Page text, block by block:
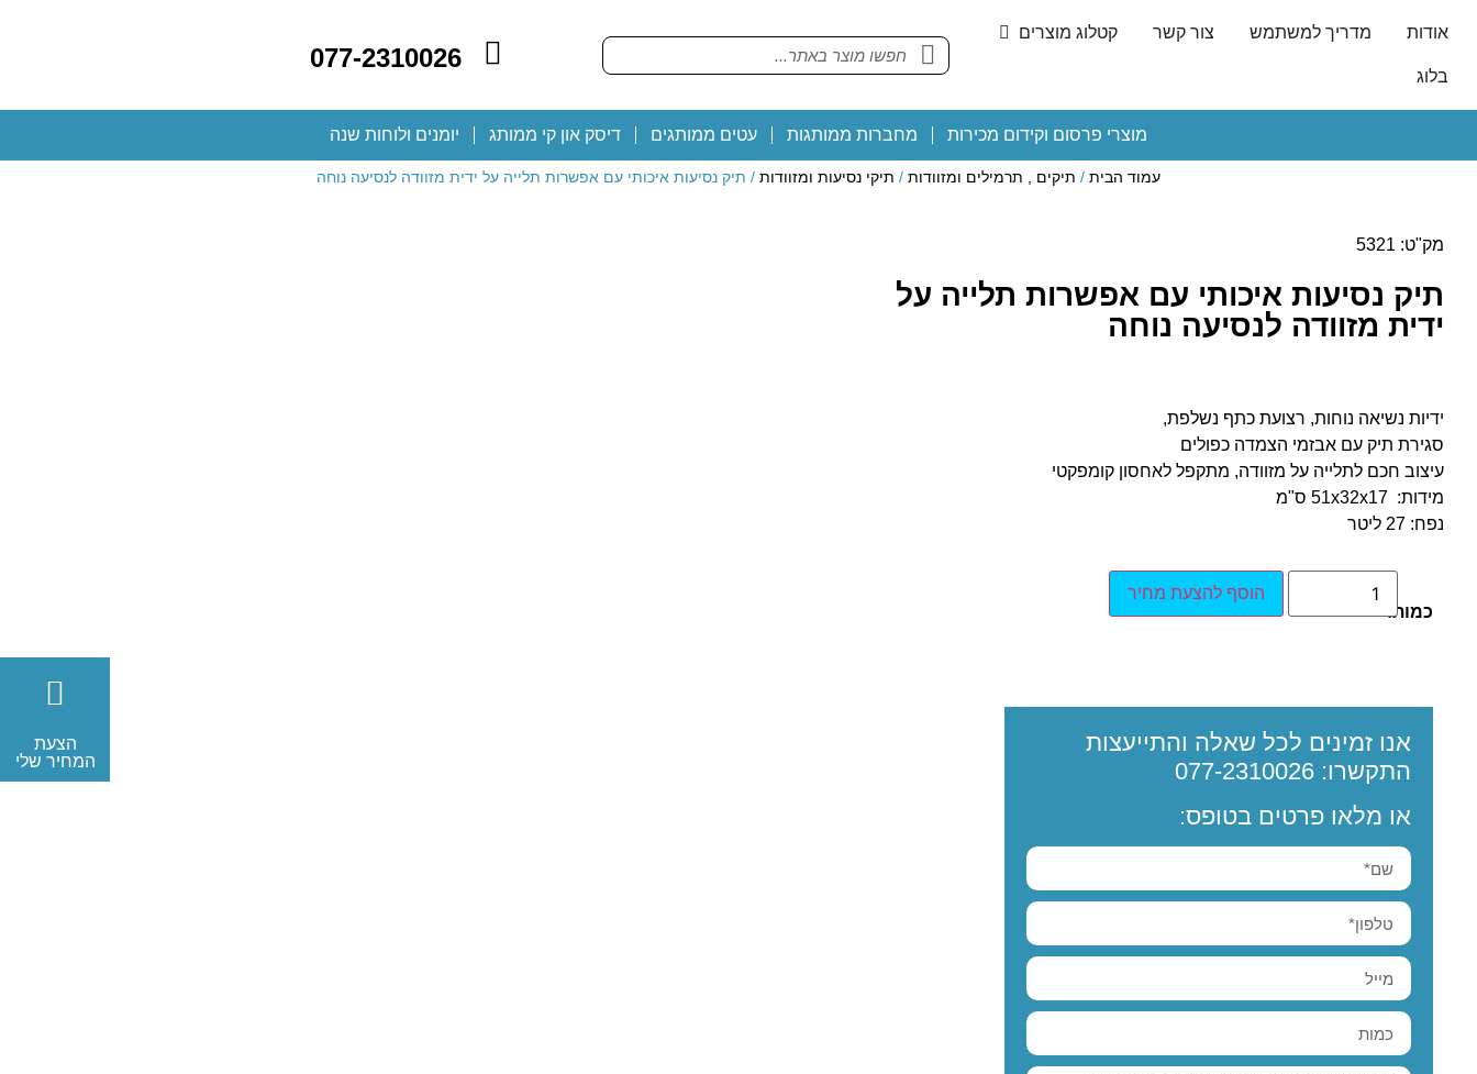
אודות מדריך למשתמש צור קשר קטלוג מוצרים
בלוג
077-2310026
מוצרי פרסום וקידום מכירות מחברות ממותגות עטים ממותגים דיסק און קי ממותג יומנים ולוחות שנה
עמוד הבית / תיקים , תרמילים ומזוודות / תיקי נסיעות ומזוודות / תיק נסיעות איכותי עם אפשרות תלייה על ידית מזוודה לנסיעה נוחה
מק"ט: 5321
תיק נסיעות איכותי עם אפשרות תלייה על
ידית מזוודה לנסיעה נוחה
ידיות נשיאה נוחות, רצועת כתף נשלפת,
סגירת תיק עם אבזמי הצמדה כפולים
עיצוב חכם לתלייה על מזוודה, מתקפל לאחסון קומפקטי
מידות: 51x32x17 ס"מ
נפח: ‎27 ליטר
כמות:
הוסף להצעת מחיר
אנו זמינים לכל שאלה והתייעצות
התקשרו: 077-2310026
או מלאו פרטים בטופס:
הצעת
המחיר שלי